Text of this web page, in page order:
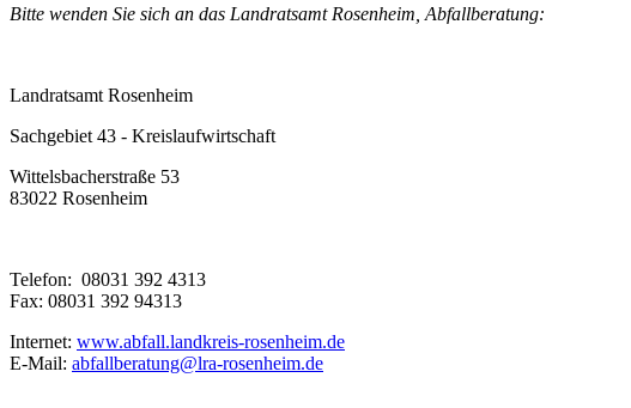
Bitte wenden Sie sich an das Landratsamt Rosenheim, Abfallberatung:
Landratsamt Rosenheim
Sachgebiet 43 - Kreislaufwirtschaft
Wittelsbacherstraße 53
83022 Rosenheim
Telefon: 08031 392 4313
Fax: 08031 392 94313
Internet: www.abfall.landkreis-rosenheim.de
E-Mail: abfallberatung@lra-rosenheim.de